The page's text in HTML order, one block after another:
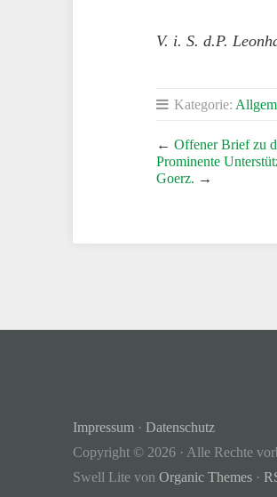
V. i. S. d.P.
Kategorie:
←Offener Brief zu
Prominente
Goerz. →
Impressum · Datenschutz
Copyright © 2026 · Alle Rechte
Swell Lite von Organic Themes ·